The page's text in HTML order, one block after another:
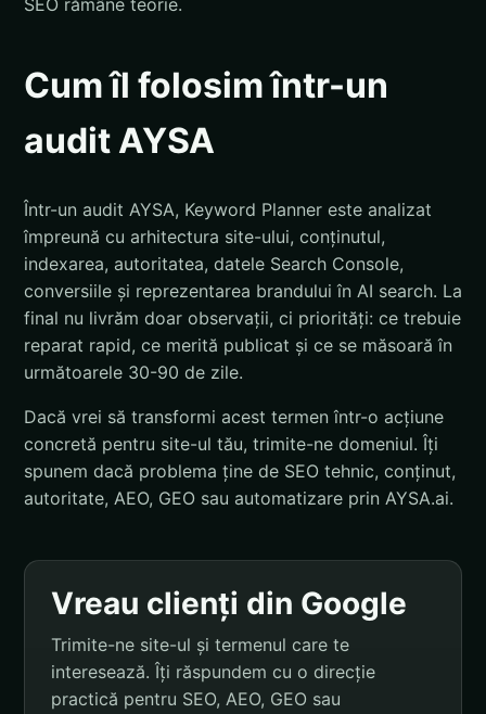
Cum îl folosim într-un
audit AYSA
Într-un audit AYSA, Keyword Planner este analizat
împreună cu arhitectura site-ului, conținutul,
indexarea, autoritatea, datele Search Console,
conversiile și reprezentarea brandului în AI search. La
final nu livrăm doar observații, ci priorități: ce trebuie
reparat rapid, ce merită publicat și ce se măsoară în
următoarele 30-90 de zile.
Dacă vrei să transformi acest termen într-o acțiune
concretă pentru site-ul tău, trimite-ne domeniul. Îți
spunem dacă problema ține de SEO tehnic, conținut,
autoritate, AEO, GEO sau automatizare prin AYSA.ai.
Vreau clienți din Google
Trimite-ne site-ul și termenul care te
interesează. Îți răspundem cu o direcție
practică pentru SEO, AEO, GEO sau